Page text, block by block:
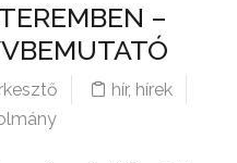
–
hír, hírek